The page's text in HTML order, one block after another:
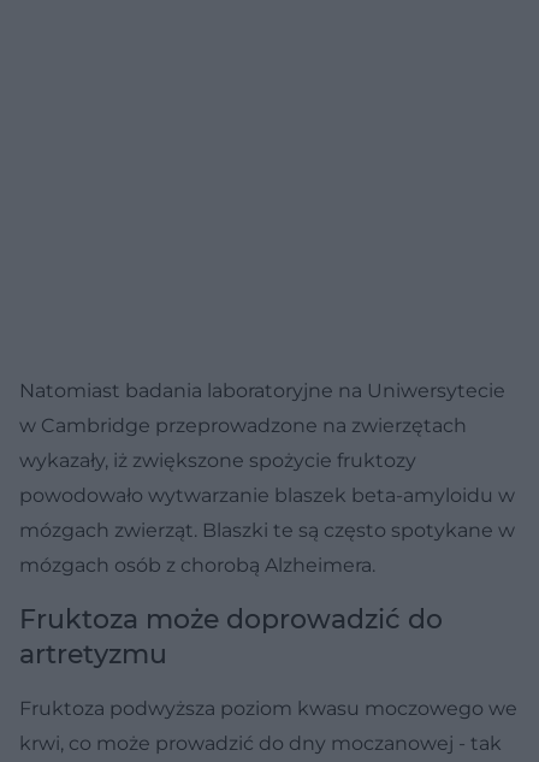
Natomiast badania laboratoryjne na Uniwersytecie
w Cambridge przeprowadzone na zwierzętach
wykazały, iż zwiększone spożycie fruktozy
powodowało wytwarzanie blaszek beta-amyloidu w
mózgach zwierząt. Blaszki te są często spotykane w
mózgach osób z chorobą Alzheimera.
Fruktoza może doprowadzić do
artretyzmu
Fruktoza podwyższa poziom kwasu moczowego we
krwi, co może prowadzić do dny moczanowej - tak